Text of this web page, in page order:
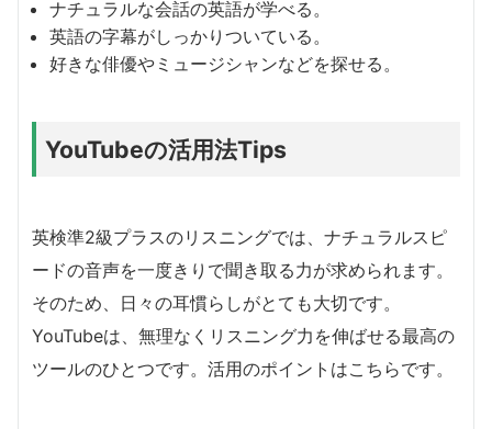
ナチュラルな会話の英語が学べる。
英語の字幕がしっかりついている。
好きな俳優やミュージシャンなどを探せる。
YouTubeの活用法Tips
英検準2級プラスのリスニングでは、ナチュラルスピ
ードの音声を一度きりで聞き取る力が求められます。
そのため、日々の耳慣らしがとても大切です。
YouTubeは、無理なくリスニング力を伸ばせる最高の
ツールのひとつです。活用のポイントはこちらです。